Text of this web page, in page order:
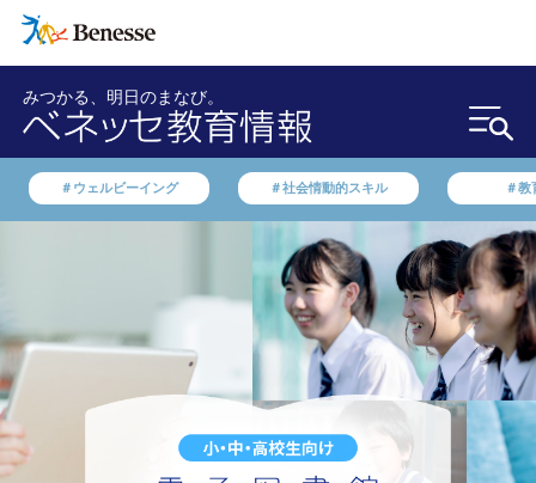
みつかる、明日のまなび。
＃ウェルビーイング ＃社会情動的スキル ＃教